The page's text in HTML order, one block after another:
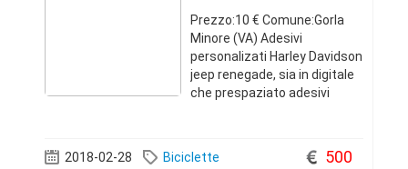
Prezzo:10 € Comune:Gorla
Minore (VA) Adesivi
personalizati Harley Davidson
jeep renegade, sia in digitale
che prespaziato adesivi
2018-02-28 Biciclette 500